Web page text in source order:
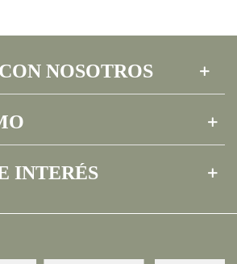
NOSOTROS
INTERÉS